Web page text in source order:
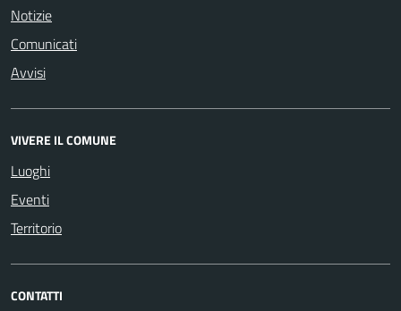
Notizie
Comunicati
Avvisi
VIVERE IL COMUNE
Luoghi
Eventi
Territorio
CONTATTI